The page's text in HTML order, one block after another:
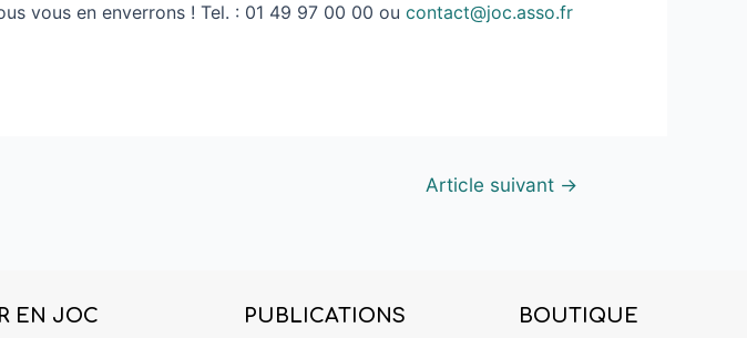
vous en enverrons ! Tel. : 01 49 97 00 00 ou contact@joc.asso.fr
Article suivant →
EN JOC PUBLICATIONS BOUTIQUE